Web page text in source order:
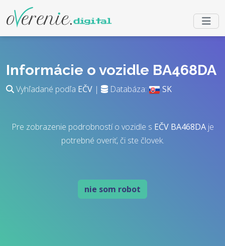
Informácie o vozidle BA468DA
Vyhľadané podľa EČV | Databáza: SK
Pre zobrazenie podrobností o vozidle s EČV BA468DAje
potrebné overiť, či ste človek.
nie som robot